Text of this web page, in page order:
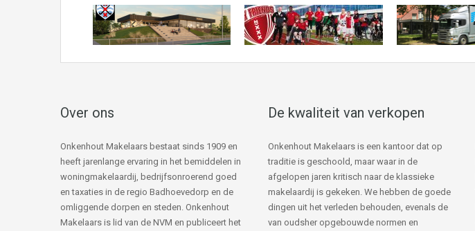
Over ons
Onkenhout Makelaars bestaat sinds 1909 en
heeft jarenlange ervaring in het bemiddelen in
woningmakelaardij, bedrijfsonroerend goed
en taxaties in de regio Badhoevedorp en de
omliggende dorpen en steden. Onkenhout
Makelaars is lid van de NVM en publiceert het
De kwaliteit van verkopen
Onkenhout Makelaars is een kantoor dat op
traditie is geschoold, maar waar in de
afgelopen jaren kritisch naar de klassieke
makelaardij is gekeken. We hebben de goede
dingen uit het verleden behouden, evenals de
van oudsher opgebouwde normen en